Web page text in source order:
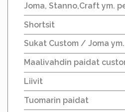
Joma, Stanno,Craft ym.
Shortsit
Sukat Custom / Joma ym.
Maalivahdin paidat
Liivit
Tuomarin paidat